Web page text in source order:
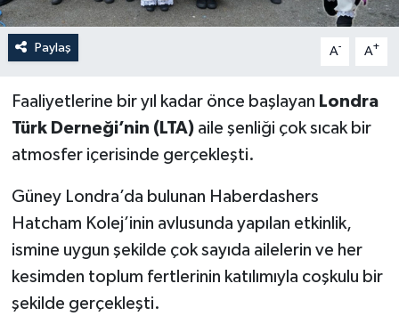
Paylaş A- A+
Faaliyetlerine bir yıl kadar önce başlayan Londra
Türk Derneği’nin (LTA) aile şenliği çok sıcak bir
atmosfer içerisinde gerçekleşti.
Güney Londra’da bulunan Haberdashers
Hatcham Kolej’inin avlusunda yapılan etkinlik,
ismine uygun şekilde çok sayıda ailelerin ve her
kesimden toplum fertlerinin katılımıyla coşkulu bir
şekilde gerçekleşti.